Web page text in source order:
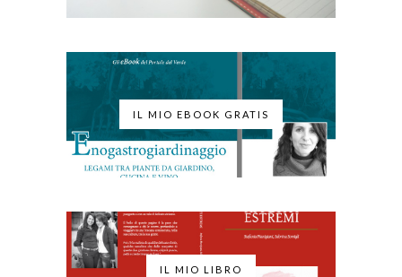
IL MIO EBOOK GRATIS
IL MIO LIBRO